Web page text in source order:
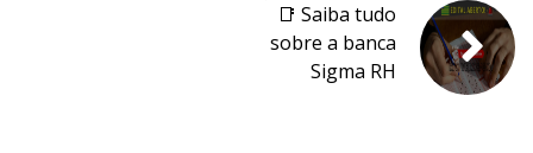
📑 Saiba tudo
sobre a banca
Sigma RH